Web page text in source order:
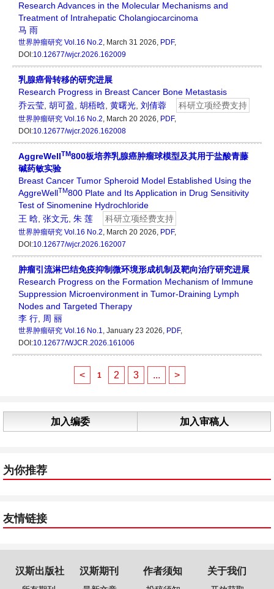
Research Advances in the Molecular Mechanisms and
Treatment of Intrahepatic Cholangiocarcinoma
马 雨
世界肿瘤研究 Vol.16 No.2, March 31 2026, PDF,
DOI:10.12677/wjcr.2026.162009
乳腺癌骨转移的研究进展
Research Progress in Breast Cancer Bone Metastasis
乔云莹 胡可盈 胡梧晗 黄曙光 刘倩蓉 科研立项经费支持
世界肿瘤研究 Vol.16 No.2, March 20 2026, PDF,
DOI:10.12677/wjcr.2026.162008
AggreWellTM800板培养乳腺癌肿瘤球模型及其用于盐酸青藤
碱药敏实验
Breast Cancer Tumor Spheroid Model Established Using the
AggreWellTM800 Plate and Its Application in Drug Sensitivity
Test of Sinomenine Hydrochloride
王 晗 张文元 朱 莲 科研立项经费支持
世界肿瘤研究 Vol.16 No.2, March 20 2026, PDF,
DOI:10.12677/wjcr.2026.162007
肿瘤引流淋巴结免疫抑制微环境形成机制及靶向治疗研究进展
Research Progress on the Formation Mechanism of Immune
Suppression Microenvironment in Tumor-Draining Lymph
Nodes and Targeted Therapy
李 行
周 丽
世界肿瘤研究 Vol.16 No.1, January 23 2026, PDF,
DOI:10.12677/WJCR.2026.161006
< 1 2 3 ... >
加入编委 加入审稿人
为你推荐
友情链接
汉斯出版社 汉斯期刊 作者须知 关于我们